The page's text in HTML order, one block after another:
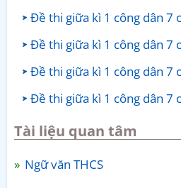
Đề thi giữa kì 1 công dân 7
Đề thi giữa kì 1 công dân 7
Đề thi giữa kì 1 công dân 7
Đề thi giữa kì 1 công dân 7
Tài liệu quan tâm
Ngữ văn THCS